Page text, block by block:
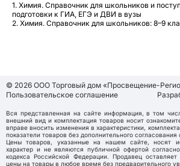
1. Химия. Справочник для школьников и
подготовки к ГИА, ЕГЭ и ДВИ в вузы
2. Химия. Справочник для школьников: 8–9
© 2026 ООО Торговый дом «Просвещение-
Пользовательское соглашение
Вся представленная на сайте информация, в том
внешний вид и комплектация товаров носит
вправе вносить изменения в характеристики,
показатели товаров без дополнительного
Цены товаров, указанные на нашем сайте, носят
характер и не являются публичной офертой
кодекса Российской Федерации. Продавец
цены на товары в любое время без предварительного